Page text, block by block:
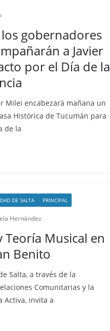
gobernadores
a Javier
por el Día de la
Milei encabezará mañana un
Histórica de Tucumán para
de la
DE SALTA PRINCIPAL
Hernández
Teoría Musical en
Benito
Salta, a través de la
Comunitarias y la
Activa, invita a